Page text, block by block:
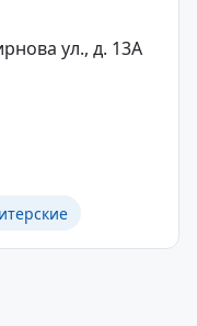
ул., д. 13А